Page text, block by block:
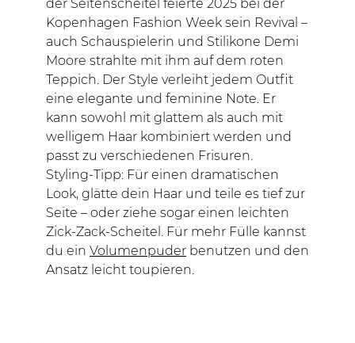
der Seitenscheitel feierte 2025 bei der
Kopenhagen Fashion Week sein Revival –
auch Schauspielerin und Stilikone Demi
Moore strahlte mit ihm auf dem roten
Teppich. Der Style verleiht jedem Outfit
eine elegante und feminine Note. Er
kann sowohl mit glattem als auch mit
welligem Haar kombiniert werden und
passt zu verschiedenen Frisuren.
Styling-Tipp: Für einen dramatischen
Look, glätte dein Haar und teile es tief zur
Seite – oder ziehe sogar einen leichten
Zick-Zack-Scheitel. Für mehr Fülle kannst
du ein Volumenpuder benutzen und den
Ansatz leicht toupieren.